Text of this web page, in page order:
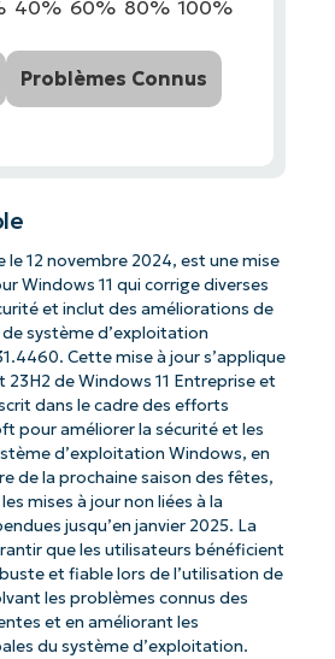
40% 60% 80% 100%
Problèmes Connus
le 12 novembre 2024, est une mise
Windows 11 qui corrige diverses
et inclut des améliorations de
système d’exploitation
Cette mise à jour s’applique
23H2 de Windows 11 Entreprise et
dans le cadre des efforts
pour améliorer la sécurité et les
d’exploitation Windows, en
de la prochaine saison des fêtes,
mises à jour non liées à la
jusqu’en janvier 2025. La
que les utilisateurs bénéficient
et fiable lors de l’utilisation de
les problèmes connus des
et en améliorant les
du système d’exploitation.